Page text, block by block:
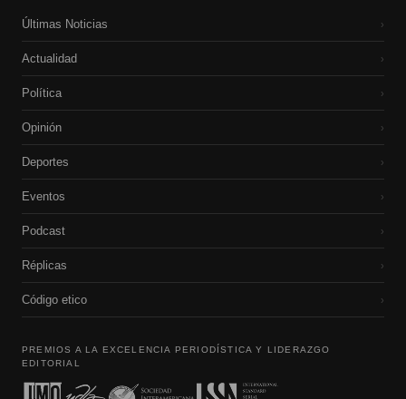
Últimas Noticias ›
Actualidad ›
Política ›
Opinión ›
Deportes ›
Eventos ›
Podcast ›
Réplicas ›
Código etico ›
PREMIOS A LA EXCELENCIA PERIODÍSTICA Y LIDERAZGO
EDITORIAL